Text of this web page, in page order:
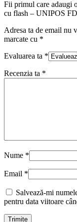
Fii primul care adaugi
cu flash – UNIPOS
Adresa ta de email nu
marcate cu *
Evaluarea ta *
Recenzia ta *
Nume *
Email *
Salvează-mi
pentru data viitoare